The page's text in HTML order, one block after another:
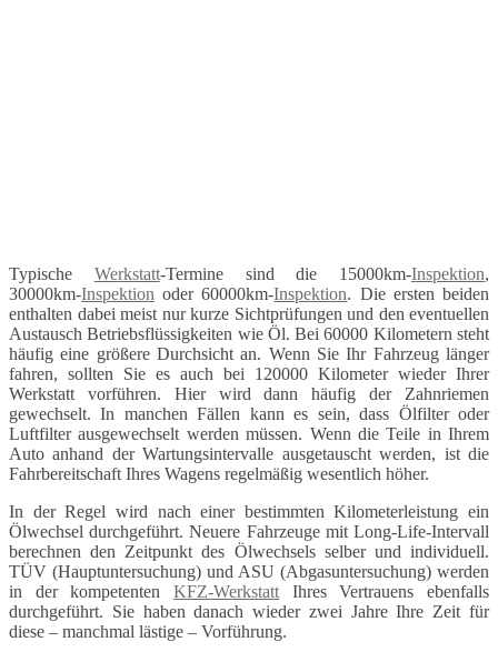
Typische Werkstatt-Termine sind die 15000km-Inspektion,
30000km-Inspektion oder 60000km-Inspektion. Die ersten beiden
enthalten dabei meist nur kurze Sichtprüfungen und den eventuellen
Austausch Betriebsflüssigkeiten wie Öl. Bei 60000 Kilometern steht
häufig eine größere Durchsicht an. Wenn Sie Ihr Fahrzeug länger
fahren, sollten Sie es auch bei 120000 Kilometer wieder Ihrer
Werkstatt vorführen. Hier wird dann häufig der Zahnriemen
gewechselt. In manchen Fällen kann es sein, dass Ölfilter oder
Luftfilter ausgewechselt werden müssen. Wenn die Teile in Ihrem
Auto anhand der Wartungsintervalle ausgetauscht werden, ist die
Fahrbereitschaft Ihres Wagens regelmäßig wesentlich höher.
In der Regel wird nach einer bestimmten Kilometerleistung ein
Ölwechsel durchgeführt. Neuere Fahrzeuge mit Long-Life-Intervall
berechnen den Zeitpunkt des Ölwechsels selber und individuell.
TÜV (Hauptuntersuchung) und ASU (Abgasuntersuchung) werden
in der kompetenten KFZ-Werkstatt Ihres Vertrauens ebenfalls
durchgeführt. Sie haben danach wieder zwei Jahre Ihre Zeit für
diese – manchmal lästige – Vorführung.